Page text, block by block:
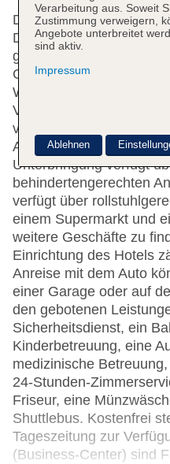
Das Hotel mit 4
Das freundliche
gerne bei allen Fragen
Gepäckaufbewahrung,
Wechselstube stehen
Verfügung. WLAN ist in
verfügbar. Hilfestellung
Ausflügen wird am
Unterbringung verfügt
behindertengerechten
verfügt über
einem Supermarkt und
weitere Geschäfte zu
Einrichtung des Hotels
Anreise mit dem Auto
einer Garage oder auf
den gebotenen
Sicherheitsdienst, ein
Kinderbetreuung, eine
medizinische
24-Stunden-
Friseur, eine
Shuttlebus. Kostenfrei
Tageszeitung zur
(Business-Center) sind
Verarbeitung aus. Soweit
Zustimmung verweigern,
Angebote unterbreitet
sind aktiv.
Impressum
Ablehnen